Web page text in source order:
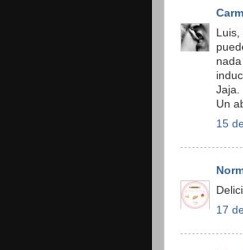
Jaja.
Un
15
17